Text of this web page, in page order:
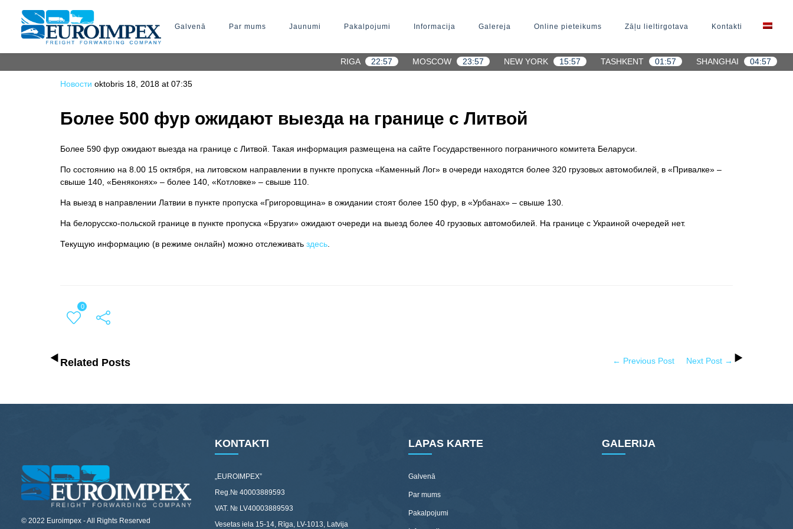
Galvenā Par mums Jaunumi Pakalpojumi Informacija Galereja Online pieteikums Zāļu lieltirgotava Kontakti
RIGA 22:57 MOSCOW 23:57 NEW YORK 15:57 TASHKENT 01:57 SHANGHAI 04:57
Новости oktobris 18, 2018 at 07:35
Более 500 фур ожидают выезда на границе с Литвой
Более 590 фур ожидают выезда на границе с Литвой. Такая информация размещена на сайте Государственного пограничного комитета Беларуси.
По состоянию на 8.00 15 октября, на литовском направлении в пункте пропуска «Каменный Лог» в очереди находятся более 320 грузовых автомобилей, в «Привалке» –
свыше 140, «Беняконях» – более 140, «Котловке» – свыше 110.
На выезд в направлении Латвии в пункте пропуска «Григоровщина» в ожидании стоят более 150 фур, в «Урбанах» – свыше 130.
На белорусско-польской границе в пункте пропуска «Брузги» ожидают очереди на выезд более 40 грузовых автомобилей. На границе с Украиной очередей нет.
Текущую информацию (в режиме онлайн) можно отслеживать здесь
0
Related Posts ← Previous Post Next Post →
© 2022 Euroimpex - All Rights Reserved
KONTAKTI
„EUROIMPEX”
Reg.№ 40003889593
VAT. № LV40003889593
Vesetas iela 15-14, Rīga, LV-1013, Latvija
LAPAS KARTE
Galvenā
Par mums
Pakalpojumi
GALERIJA